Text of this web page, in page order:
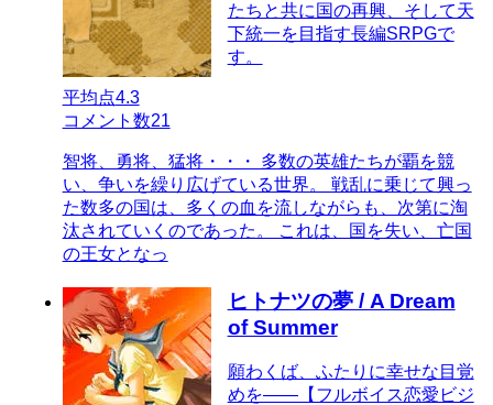
たちと共に国の再興、そして天
下統一を目指す長編SRPGで
す。
平均点4.3
コメント数21
智将、勇将、猛将・・・ 多数の英雄たちが覇を競
い、争いを繰り広げている世界。 戦乱に乗じて興っ
た数多の国は、多くの血を流しながらも、次第に淘
汰されていくのであった。 これは、国を失い、亡国
の王女となっ
ヒトナツの夢 / A Dream
of Summer
願わくば、ふたりに幸せな目覚
めを――【フルボイス恋愛ビジ